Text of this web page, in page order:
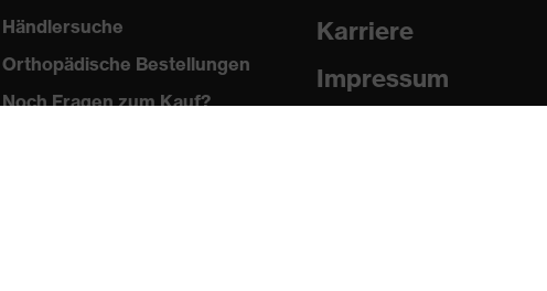
Händlersuche
Orthopädische Bestellungen
Noch Fragen zum Kauf?
Karriere
Impressum